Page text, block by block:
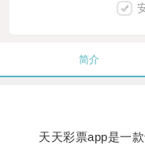
简介
天天彩票app是一款